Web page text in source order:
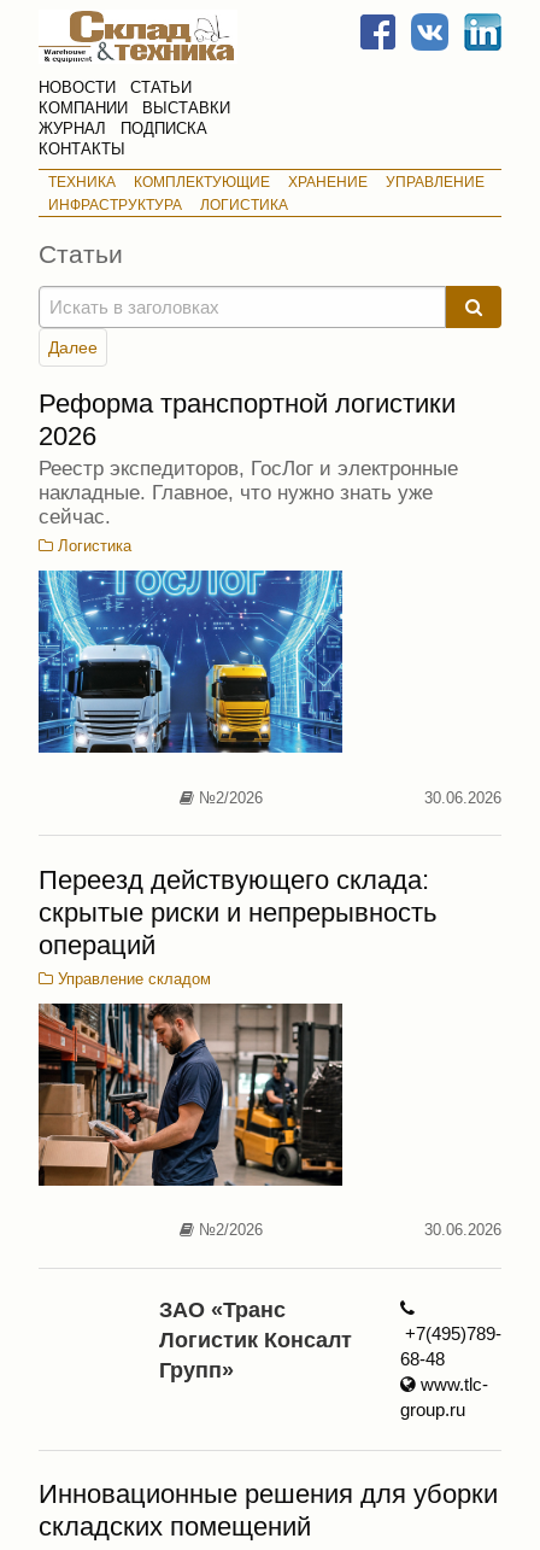
НОВОСТИ
СТАТЬИ
КОМПАНИИ
ВЫСТАВКИ
ЖУРНАЛ
ПОДПИСКА
КОНТАКТЫ
ТЕХНИКА КОМПЛЕКТУЮЩИЕ ХРАНЕНИЕ
УПРАВЛЕНИЕ
ИНФРАСТРУКТУРА
ЛОГИСТИКА
Статьи
Далее
Реформа транспортной логистики
2026
Реестр экспедиторов, ГосЛог и электронные
накладные. Главное, что нужно знать уже
сейчас.
Логистика
№2/2026 30.06.2026
Переезд действующего склада:
скрытые риски и непрерывность
операций
Управление складом
№2/2026 30.06.2026
ЗАО «Транс
Логистик Консалт
Групп»
+7(495)789-
68-48
www.tlc-
group.ru
Инновационные решения для уборки
складских помещений